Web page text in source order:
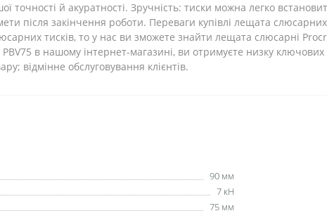
точності й акуратності. Зручність: тиски можна легко
після закінчення роботи. Переваги купівлі лещата
тисків, то у нас ви зможете знайти лещата слюсарні
в нашому інтернет-магазині, ви отримуєте низку ключових
відмінне обслуговування клієнтів.
90 мм
7 кН
75 мм